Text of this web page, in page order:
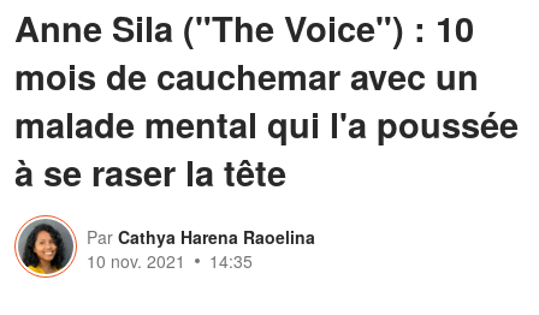
Anne Sila ("The Voice") : 10
mois de cauchemar avec un
malade mental qui l'a poussée
à se raser la tête
Par Cathya Harena Raoelina
10 nov. 2021
14:35